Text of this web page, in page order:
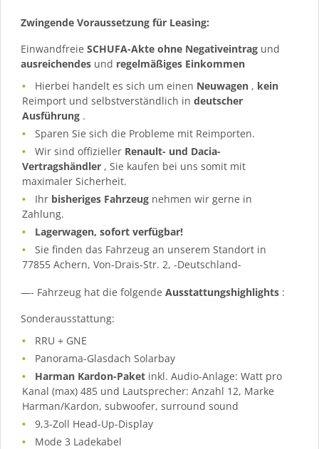
Zwingende Voraussetzung für Leasing:
Einwandfreie SCHUFA-Akte ohne Negativeintrag und
ausreichendes und regelmäßiges Einkommen
Hierbei handelt es sich um einen Neuwagen , kein
Reimport und selbstverständlich in deutscher
Ausführung .
Sparen Sie sich die Probleme mit Reimporten.
Wir sind offizieller Renault- und Dacia-
Vertragshändler , Sie kaufen bei uns somit mit
maximaler Sicherheit.
Ihr bisheriges Fahrzeug nehmen wir gerne in
Zahlung.
Lagerwagen, sofort verfügbar!
Sie finden das Fahrzeug an unserem Standort in
77855 Achern, Von-Drais-Str. 2, -Deutschland-
—- Fahrzeug hat die folgende Ausstattungshighlights :
Sonderausstattung:
RRU + GNE
Panorama-Glasdach Solarbay
Harman Kardon-Paket inkl. Audio-Anlage: Watt pro
Kanal (max) 485 und Lautsprecher: Anzahl 12, Marke
Harman/Kardon, subwoofer, surround sound
9,3-Zoll Head-Up-Display
Mode 3 Ladekabel